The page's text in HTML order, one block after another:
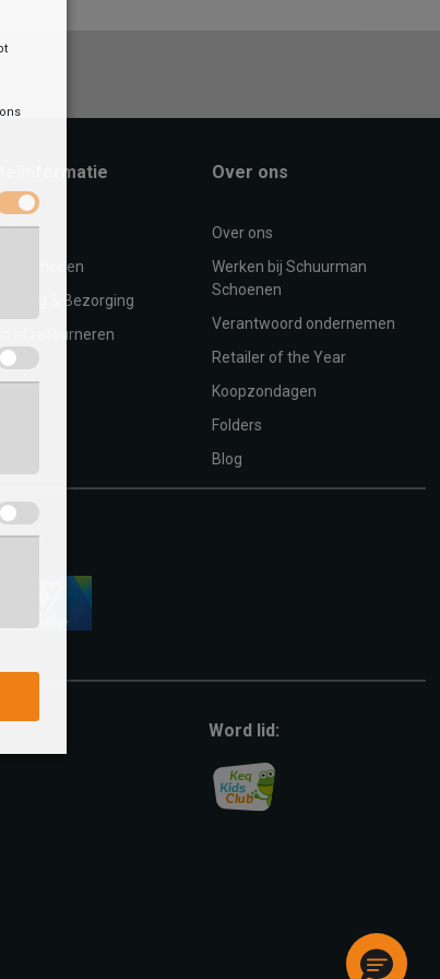
& Bezorging
of retourneren
Over ons
Over ons
Werken bij Schuurman
Schoenen
Verantwoord ondernemen
Retailer of the Year
Koopzondagen
Folders
Blog
Word lid: